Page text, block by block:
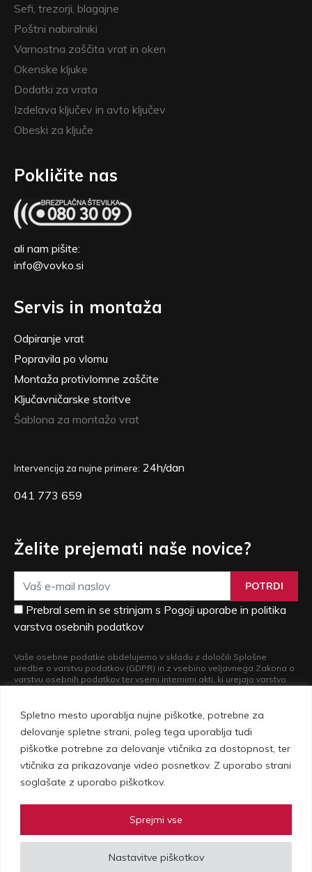
Spletno mesto uporablja nujne piškotke, potrebne za
delovanje spletne strani, poleg tega uporablja tudi
piškotke potrebne za delovanje vtičnika za dostopnost, ter
vtičnika za prikazovanje video posnetkov. Z uporabo strani
soglašate z uporabo piškotkov.
Nastavitve piškotkov
Sprejmi vse
Sefi, trezorji, blagajne
Poštni nabiralniki
Varnostna zaščita vrat in oken
Okenske kljuke
Dodatki za vrata
Izdelava ključev in avto ključev
Obeski za ključe
Pokličite nas
ali nam pišite:
info@vovko.si
Servis in montaža
Odpiranje vrat
Popravila po vlomu
Montaža protivlomne zaščite
Ključavničarske storitve
Šablona za montažo vrat
Intervencija za nujne primere: 24h/dan
041 773 659
Želite prejemati naše novice?
POTRDI
Prebral sem in se strinjam s Pogoji uporabe in politika
varstva osebnih podatkov
Vaše osebne podatke obdelujemo v skladu z določili Splošne
uredbe o varstvu podatkov (GDPR) in z vsebino veljavnega Zakona o
varstvu osebnih podatkov ter vsemi internimi akti, ki urejajo varstvo
osebnih podatkov
Vovko d.o.o., Setnikarjeva 1, 1000 Ljubljana | © Copyright 2026 Vovko -
vse pravice pridržane |Pogoji uporabe in politika zasebnosti